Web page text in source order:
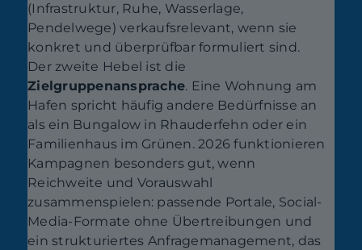
(Infrastruktur, Ruhe, Wasserlage,
Pendelwege) verkaufsrelevant, wenn sie
konkret und überprüfbar formuliert sind.
Der zweite Hebel ist die
Zielgruppenansprache. Eine Wohnung am
Hafen spricht häufig andere Bedürfnisse an
als ein Bungalow in Rhauderfehn oder ein
Familienhaus im Grünen. 2026 funktionieren
Kampagnen besonders gut, wenn
Reichweite und Vorauswahl
zusammenspielen: passende Portale, Social-
Media-Formate ohne Übertreibungen und
ein strukturiertes Anfragemanagement, das